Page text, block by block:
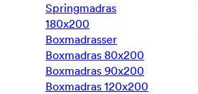
Springmadras
180x200
Boxmadrasser
Boxmadras 80x200
Boxmadras 90x200
Boxmadras 120x200